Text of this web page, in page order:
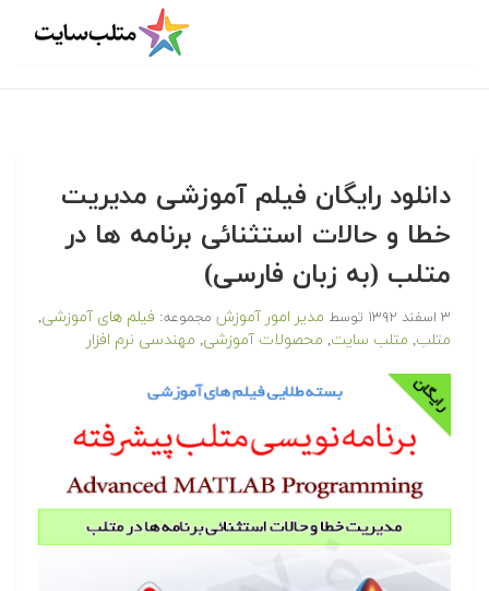
دانلود رایگان فیلم آموزشی مدیریت
خطا و حالات استثنائی برنامه ها در
متلب (به زبان فارسی)
۳ اسفند ۱۳۹۲ توسط مدیر امور آموزش مجموعه: فیلم های آموزشی,
متلب, متلب سایت, محصولات آموزشی, مهندسی نرم افزار